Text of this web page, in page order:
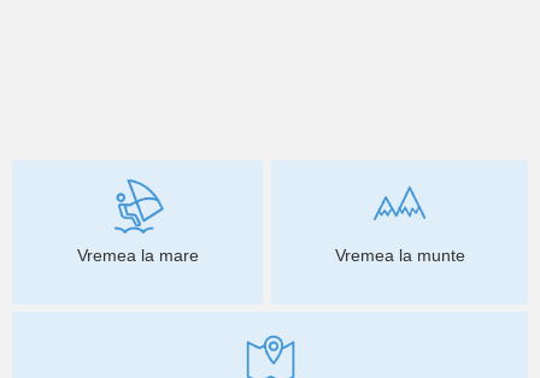
Vremea la mare Vremea la munte